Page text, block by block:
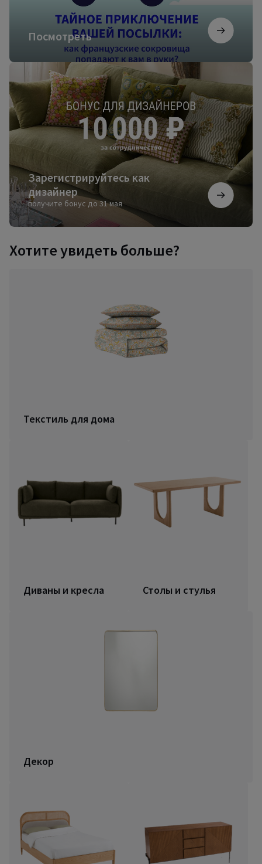
Посмотреть
Зарегистрируйтесь как
дизайнер
получите бонус до 31 мая
Зарегистрируйтесь
как
дизайнер
Хотите увидеть больше?
Текстиль для дома
Диваны и кресла Столы и стулья
Декор